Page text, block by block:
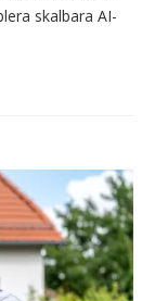
skalbara AI-